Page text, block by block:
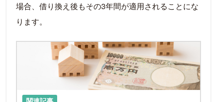
場合、借り換え後もその3年間が適用されることにな
ります。